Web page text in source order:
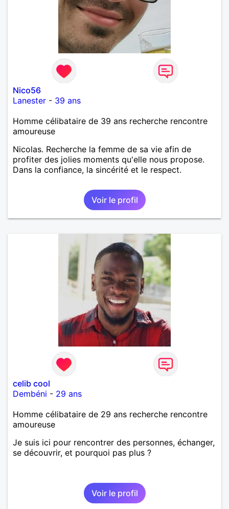
Nico56
Lanester - 39 ans
Homme célibataire de 39 ans recherche rencontre
amoureuse
Nicolas. Recherche la femme de sa vie afin de
profiter des jolies moments qu'elle nous propose.
Dans la confiance, la sincérité et le respect.
Voir le profil
celib cool
Dembéni - 29 ans
Homme célibataire de 29 ans recherche rencontre
amoureuse
Je suis ici pour rencontrer des personnes, échanger,
se découvrir, et pourquoi pas plus ?
Voir le profil